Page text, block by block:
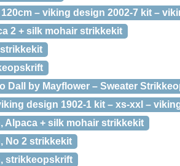
– viking design 2002-7 kit –
2 + silk mohair strikkekit
Dall by Mayflower – Sweater
design 1902-1 kit – xs-xxl –
Alpaca + silk mohair strikkekit
No 2 strikkekit
strikkeopskrift